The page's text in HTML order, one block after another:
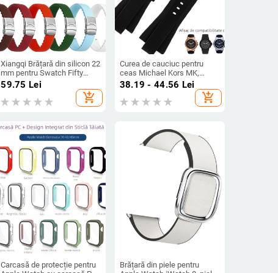
Xiangqi Brățară din silicon 22
mm pentru Swatch Fifty
Fathoms în colaborare
Baobao Five Oceans Series
ceas de scufundare
59.75 Lei
add_shopping_cart
Curea de cauciuc pentru
ceas Michael Kors MK,
pentru bărbați, compatibilă
cu ceasuri MK, stil sport
38.19 - 44.56 Lei
add_shopping_cart
Carcasă de protecție pentru
Brățară din piele pentru